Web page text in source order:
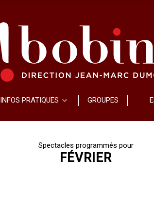
INFOS PRATIQUES GROUPES
Spectacles programmés pour
FÉVRIER